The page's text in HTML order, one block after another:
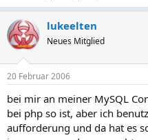
lukeelten
Neues Mitglied
20 Februar 2006
bei mir an meiner MySQL
bei php so ist, aber ich
aufforderung und da hat es